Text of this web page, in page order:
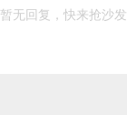
暂无回复，快来抢沙发